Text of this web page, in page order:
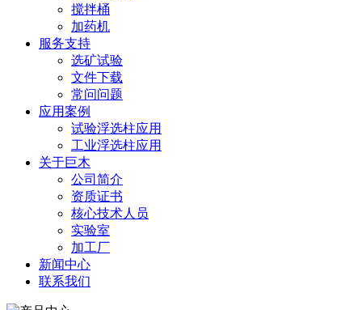
搅拌桶
加药机
服务支持
选矿试验
文件下载
常问问题
应用案例
试验浮选柱应用
工业浮选柱应用
关于巨木
公司简介
资质证书
核心技术人员
实验室
加工厂
新闻中心
联系我们